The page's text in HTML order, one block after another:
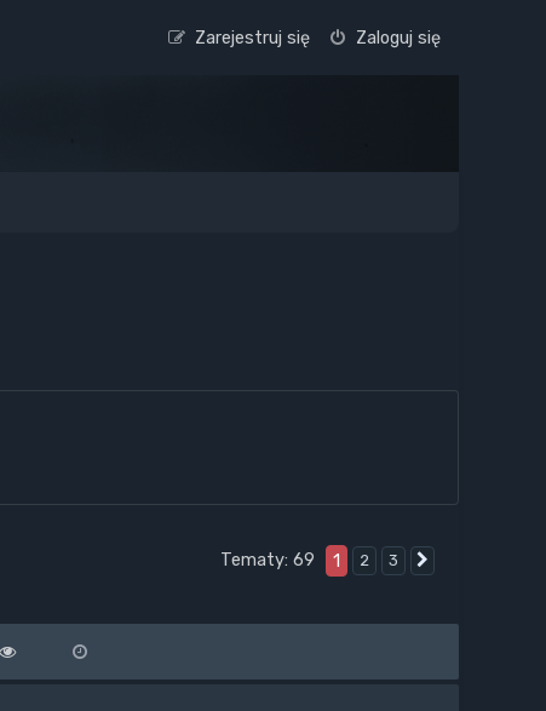
Zaloguj się
Zarejestruj się
Tematy: 69 1 2 3